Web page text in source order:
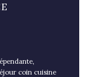
coin cuisine